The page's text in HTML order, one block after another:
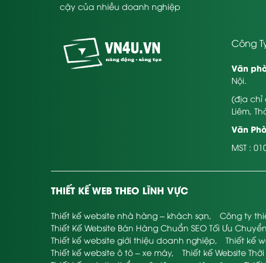
cậy của nhiều doanh nghiệp
Công
Văn
Nội.
(địa chỉ
Liêm,
Văn
MST :
THIẾT KẾ WEB THEO LĨNH VỰC
Thiết kế website nhà hàng – khách sạn, Công ty
Thiết Kế Website Bán Hàng Chuẩn SEO Tối Ưu
Thiết kế website giới thiệu doanh nghiệp, Thiết kế
Thiết kế website ô tô – xe máy, Thiết kế Website